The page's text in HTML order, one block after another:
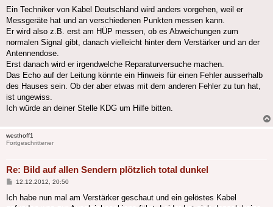
Ein Techniker von Kabel Deutschland wird anders vorgehen, weil er
Messgeräte hat und an verschiedenen Punkten messen kann.
Er wird also z.B. erst am HÜP messen, ob es Abweichungen zum
normalen Signal gibt, danach vielleicht hinter dem Verstärker und an der
Antennendose.
Erst danach wird er irgendwelche Reparaturversuche machen.
Das Echo auf der Leitung könnte ein Hinweis für einen Fehler ausserhalb
des Hauses sein. Ob der aber etwas mit dem anderen Fehler zu tun hat,
ist ungewiss.
Ich würde an deiner Stelle KDG um Hilfe bitten.
westhoff1
Fortgeschrittener
Re: Bild auf allen Sendern plötzlich total dunkel
Beitrag
12.12.2012, 20:50
Ich habe nun mal am Verstärker geschaut und ein gelöstes Kabel